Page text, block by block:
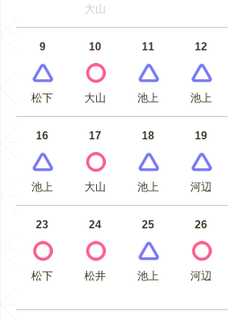
大山
9
松下
10
大山
11
池上
12
池上
16
池上
17
大山
18
池上
19
河辺
23
松下
24
松井
25
池上
26
河辺